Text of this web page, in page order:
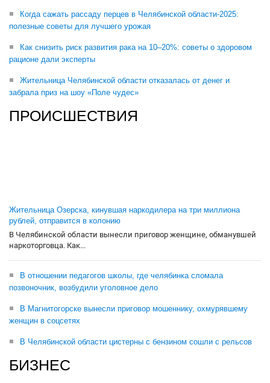
Когда сажать рассаду перцев в Челябинской области-2025:
полезные советы для лучшего урожая
Как снизить риск развития рака на 10–20%: советы о здоровом
рационе дали эксперты
Жительница Челябинской области отказалась от денег и
забрала приз на шоу «Поле чудес»
ПРОИСШЕСТВИЯ
Жительница Озерска, кинувшая наркодилера на три миллиона
рублей, отправится в колонию
В Челябинской области вынесли приговор женщине, обманувшей
наркоторговца. Как...
В отношении педагогов школы, где челябинка сломала
позвоночник, возбудили уголовное дело
В Магнитогорске вынесли приговор мошеннику, охмурявшему
женщин в соцсетях
В Челябинской области цистерны с бензином сошли с рельсов
БИЗНЕС